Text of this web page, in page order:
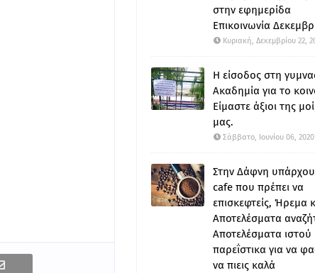
στην εφημερίδα
Επικοινωνία
Κυριακή, Δεκεμβρίου 22,
Η είσοδος στη
Ακαδημία για το
Είμαστε άξιοι της
μας.
Σάββατο, Ιουνίου 06, 2020
Στην Δάφνη
cafe που πρέπει να
επισκεφτείς, Ήρεμα
Αποτελέσματα
Αποτελέσματα ιστού
παρεΐστικα για να
να πιεις καλά